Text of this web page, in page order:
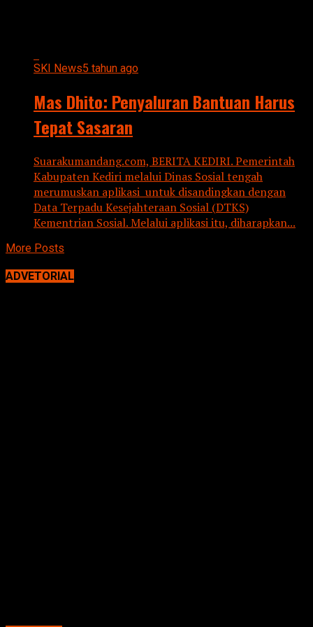
SKI News5 tahun ago
Mas Dhito: Penyaluran Bantuan Harus
Tepat Sasaran
Suarakumandang.com, BERITA KEDIRI. Pemerintah
Kabupaten Kediri melalui Dinas Sosial tengah
merumuskan aplikasi untuk disandingkan dengan
Data Terpadu Kesejahteraan Sosial (DTKS)
Kementrian Sosial. Melalui aplikasi itu, diharapkan...
More Posts
ADVETORIAL